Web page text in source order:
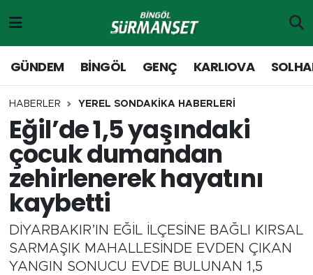
GÜNDEM BİNGÖL GENÇ KARLIOVA
HABERLER YEREL SONDAKİKA HABERLERİ
Eğil’de 1,5 yaşındaki
çocuk dumandan
zehirlenerek hayatını
kaybetti
DİYARBAKIR’IN EĞİL İLÇESİNE BAĞLI KIRSAL
SARMAŞIK MAHALLESİNDE EVDEN ÇIKAN
YANGIN SONUCU EVDE BULUNAN 1,5
Genç
Solhan
Karlıova
Adaklı-Kiğı
Yayladere-Yedisu
MD Prestij Dergisi
Merkez Hava Durumu
Merkez Trafik Yoğunluk Haritası
Süper Lig Puan Durumu ve Fikstür
Tüm Manşetler
Son Dakika Haberleri
Haber Arşivi